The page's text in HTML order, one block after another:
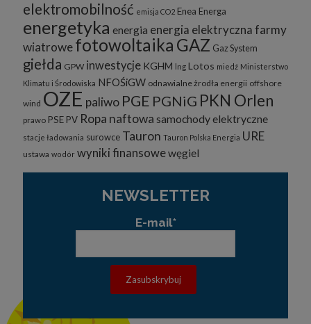
elektromobilność emisja CO2 Enea Energa
energetyka energia energia elektrycznafarmy
wiatrowefotowoltaika GAZ Gaz System
giełda GPW inwestycje KGHM lng Lotos miedź Ministerstwo
Klimatu i Środowiska NFOŚiGW odnawialne żrodła energii offshore
wind OZE paliwo PGE PGNiG PKN Orlen
prawo PSE PV Ropa naftowa samochody elektryczne
stacje ładowania surowce Tauron Tauron Polska Energia URE
ustawa wodór wyniki finansowewęgiel
NEWSLETTER
E-mail*